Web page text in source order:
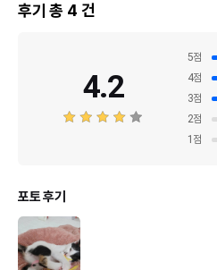
후기 총 4 건
4.2
5점
4점
3점
2점
1 점
포토 후기